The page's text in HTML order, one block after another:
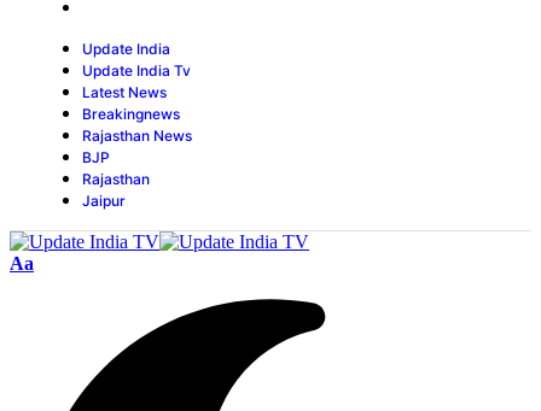
Update India
Update India Tv
Latest News
Breakingnews
Rajasthan News
BJP
Rajasthan
Jaipur
Aa